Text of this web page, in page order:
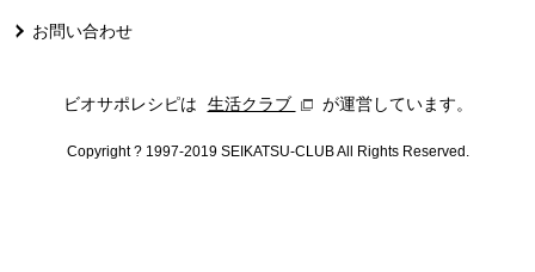
お問い合わせ
ビオサポレシピは 生活クラブ 別のウィンドウで開きます。
が運営しています。
Copyright ? 1997-2019 SEIKATSU-CLUB All Rights Reserved.